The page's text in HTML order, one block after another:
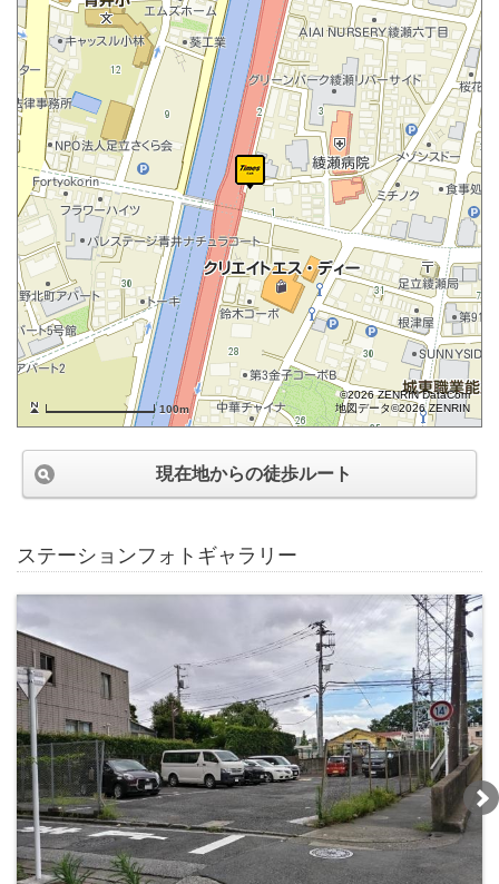
100m
©2026 ZENRIN DataCom
地図データ©2026 ZENRIN
現在地からの徒歩ルート
ステーションフォトギャラリー